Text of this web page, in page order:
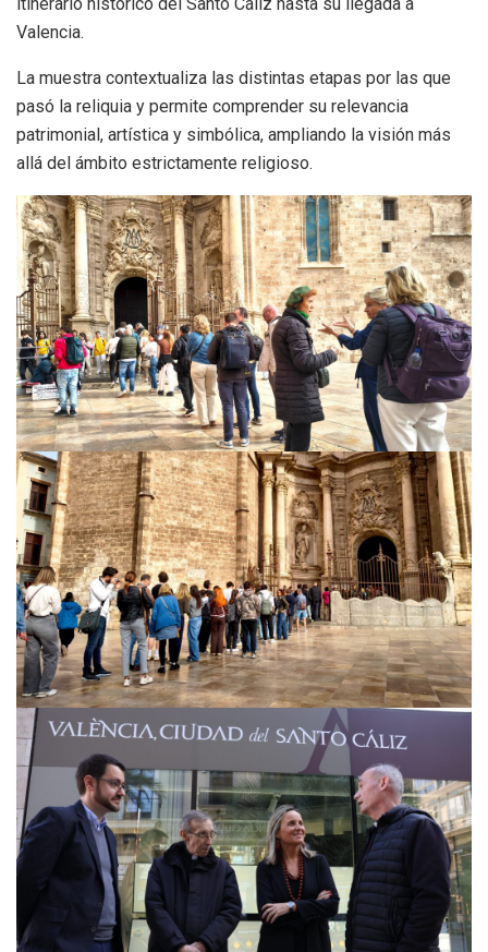
Valencia.
La muestra contextualiza las distintas etapas por las que
pasó la reliquia y permite comprender su relevancia
patrimonial, artística y simbólica, ampliando la visión más
allá del ámbito estrictamente religioso.